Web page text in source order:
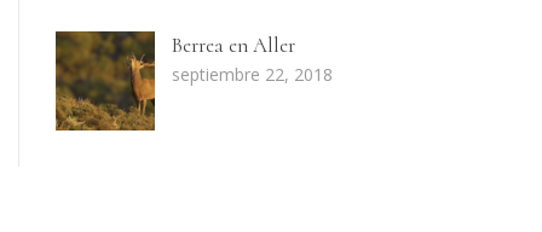
Berrea en Aller
septiembre 22, 2018